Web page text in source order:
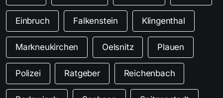
Einbruch Falkenstein Klingenthal
Markneukirchen Oelsnitz Plauen
Polizei Ratgeber Reichenbach